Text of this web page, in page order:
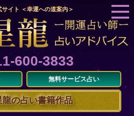
イト ＜幸運への道案内＞
600-3833
無料サービス占い
龍の占い書籍作品